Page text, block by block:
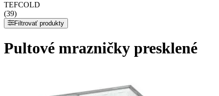
TEFCOLD
(39)
Filtrovať produkty
Pultové mrazničky presklené